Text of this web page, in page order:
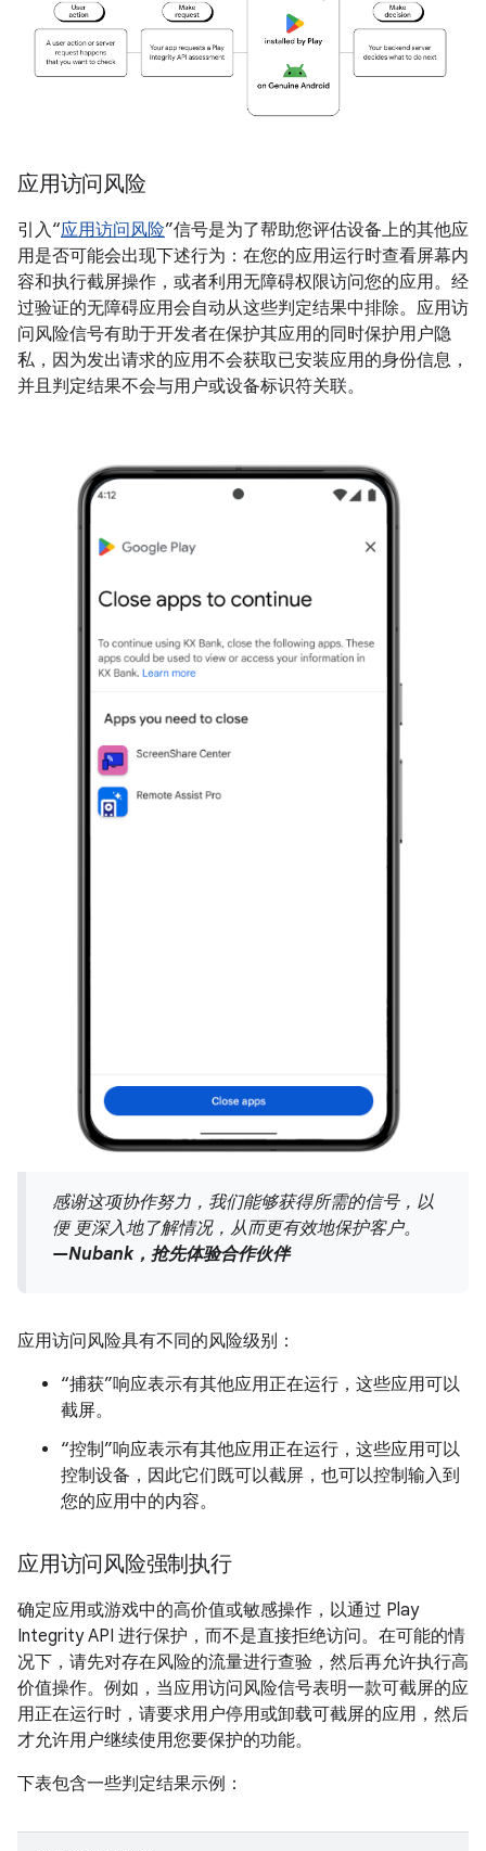
应用访问风险
引入“应用访问风险”信号是为了帮助您评估设备上的其他应
用是否可能会出现下述行为：在您的应用运行时查看屏幕内
容和执行截屏操作，或者利用无障碍权限访问您的应用。经
过验证的无障碍应用会自动从这些判定结果中排除。应用访
问风险信号有助于开发者在保护其应用的同时保护用户隐
私，因为发出请求的应用不会获取已安装应用的身份信息，
并且判定结果不会与用户或设备标识符关联。
感谢这项协作努力，我们能够获得所需的信号，以
便 更深入地了解情况，从而更有效地保护客户。
—Nubank，抢先体验合作伙伴
应用访问风险具有不同的风险级别：
“捕获”响应表示有其他应用正在运行，这些应用可以
截屏。
“控制”响应表示有其他应用正在运行，这些应用可以
控制设备，因此它们既可以截屏，也可以控制输入到
您的应用中的内容。
应用访问风险强制执行
确定应用或游戏中的高价值或敏感操作，以通过 Play
Integrity API 进行保护，而不是直接拒绝访问。在可能的情
况下，请先对存在风险的流量进行查验，然后再允许执行高
价值操作。例如，当应用访问风险信号表明一款可截屏的应
用正在运行时，请要求用户停用或卸载可截屏的应用，然后
才允许用户继续使用您要保护的功能。
下表包含一些判定结果示例：